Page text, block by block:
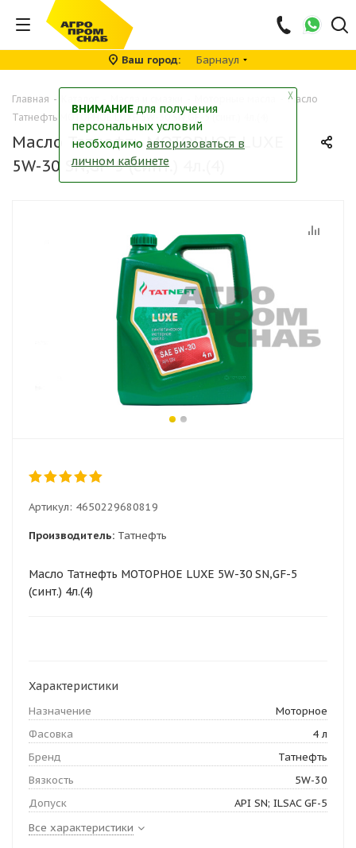
Ваш город Барнаул
Главная -
Масло
Татнефть МОТОРНОЕ LUXE 5W-30 SN,GF-5 (синт.) 4л.(4)
Масло Татнефть МОТОРНОЕ LUXE
5W-30 SN,GF-5 (синт.) 4л.(4)
Артикул: 4650229680819
Производитель: Татнефть
Масло Татнефть МОТОРНОЕ LUXE 5W-30 SN,GF-5
(синт.) 4л.(4)
Характеристики
Назначение
Моторное
Фасовка
4 л
Бренд
Татнефть
Вязкость
5W-30
Допуск
API SN; ILSAC GF-5
Все характеристики
╳
ВНИМАНИЕ для получения
персональных условий
необходимо авторизоваться в
личном кабинете